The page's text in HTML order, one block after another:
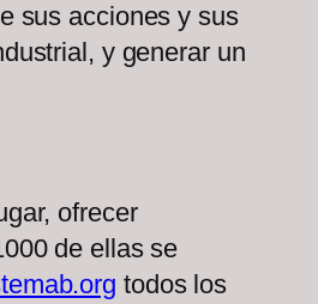
sus acciones y sus
y generar un
ofrecer
de ellas se
todos los